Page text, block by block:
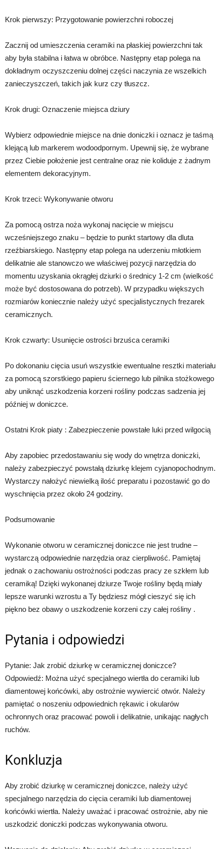
Krok pierwszy: Przygotowanie powierzchni roboczej
Zacznij od umieszczenia ceramiki na płaskiej powierzchni tak
aby była stabilna i łatwa w obróbce. Następny etap polega na
dokładnym oczyszczeniu dolnej części naczynia ze wszelkich
zanieczyszczeń, takich jak kurz czy tłuszcz.
Krok drugi: Oznaczenie miejsca dziury
Wybierz odpowiednie miejsce na dnie doniczki i oznacz je taśmą
klejącą lub markerem wodoodpornym. Upewnij się, że wybrane
przez Ciebie położenie jest centralne oraz nie koliduje z żadnym
elementem dekoracyjnym.
Krok trzeci: Wykonywanie otworu
Za pomocą ostrza noża wykonaj nacięcie w miejscu
wcześniejszego znaku – będzie to punkt startowy dla dluta
rzeźbiarskiego. Następny etap polega na uderzeniu młotkiem
delikatnie ale stanowczo we właściwej pozycji narzędzia do
momentu uzyskania okrągłej dziurki o średnicy 1-2 cm (wielkość
może być dostosowana do potrzeb). W przypadku większych
rozmiarów koniecznie należy użyć specjalistycznych frezarek
ceramicznych.
Krok czwarty: Usunięcie ostrości brzuśca ceramiki
Po dokonaniu cięcia usuń wszystkie ewentualne resztki materiału
za pomocą szorstkiego papieru ściernego lub pilnika stożkowego
aby uniknąć uszkodzenia korzeni rośliny podczas sadzenia jej
później w doniczce.
Ostatni Krok piaty : Zabezpieczenie powstałe luki przed wilgocią
Aby zapobiec przedostawaniu się wody do wnętrza doniczki,
należy zabezpieczyć powstałą dziurkę klejem cyjanopochodnym.
Wystarczy nałożyć niewielką ilość preparatu i pozostawić go do
wyschnięcia przez około 24 godziny.
Podsumowanie
Wykonanie otworu w ceramicznej doniczce nie jest trudne –
wystarczą odpowiednie narzędzia oraz cierpliwość. Pamiętaj
jednak o zachowaniu ostrożności podczas pracy ze szkłem lub
ceramiką! Dzięki wykonanej dziurze Twoje rośliny będą miały
lepsze warunki wzrostu a Ty będziesz mógł cieszyć się ich
piękno bez obawy o uszkodzenie korzeni czy całej rośliny .
Pytania i odpowiedzi
Pytanie: Jak zrobić dziurkę w ceramicznej doniczce?
Odpowiedź: Można użyć specjalnego wiertła do ceramiki lub
diamentowej końcówki, aby ostrożnie wywiercić otwór. Należy
pamiętać o noszeniu odpowiednich rękawic i okularów
ochronnych oraz pracować powoli i delikatnie, unikając nagłych
ruchów.
Konkluzja
Aby zrobić dziurkę w ceramicznej doniczce, należy użyć
specjalnego narzędzia do cięcia ceramiki lub diamentowej
końcówki wiertła. Należy uważać i pracować ostrożnie, aby nie
uszkodzić doniczki podczas wykonywania otworu.